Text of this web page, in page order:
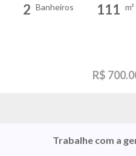
2 Banheiros 111 m²
R$
Trabalhe com a